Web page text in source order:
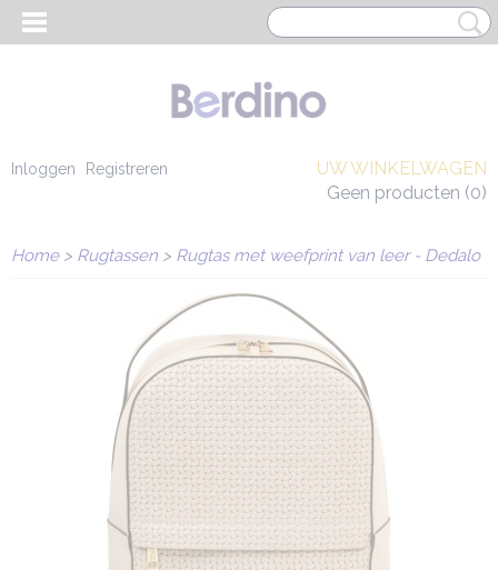
Inloggen Registreren
UW WINKELWAGEN
Geen producten (0)
Home> Rugtassen > Rugtas met weefprint van leer - Dedalo